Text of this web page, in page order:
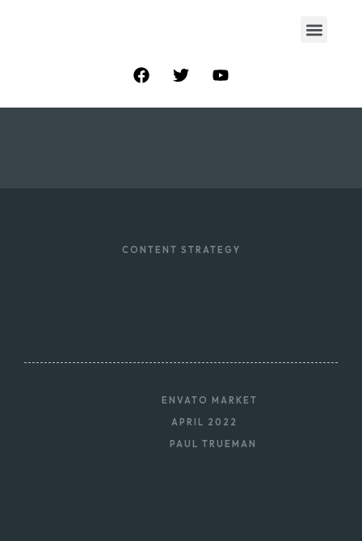
CONTENT STRATEGY
ENVATO MARKET
APRIL 2022
PAUL TRUEMAN